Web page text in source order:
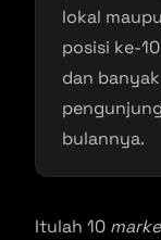
lokal
posisi ke-10
dan
bulannya.
Itulah 10